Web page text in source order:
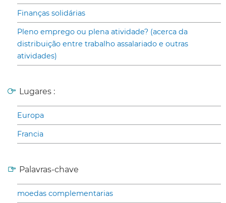
Finanças solidárias
Pleno emprego ou plena atividade? (acerca da
distribuição entre trabalho assalariado e outras
atividades)
Lugares :
Europa
Francia
Palavras-chave
moedas complementarias